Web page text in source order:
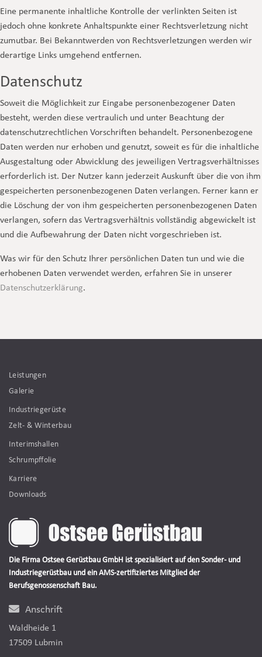
Eine permanente inhaltliche Kontrolle der verlinkten Seiten ist
jedoch ohne konkrete Anhaltspunkte einer Rechtsverletzung nicht
zumutbar. Bei Bekanntwerden von Rechtsverletzungen werden wir
derartige Links umgehend entfernen.
Datenschutz
Soweit die Möglichkeit zur Eingabe personenbezogener Daten
besteht, werden diese vertraulich und unter Beachtung der
datenschutzrechtlichen Vorschriften behandelt. Personenbezogene
Daten werden nur erhoben und genutzt, soweit es für die inhaltliche
Ausgestaltung oder Abwicklung des jeweiligen Vertragsverhältnisses
erforderlich ist. Der Nutzer kann jederzeit Auskunft über die von ihm
gespeicherten personenbezogenen Daten verlangen. Ferner kann er
die Löschung der von ihm gespeicherten personenbezogenen Daten
verlangen, sofern das Vertragsverhältnis vollständig abgewickelt ist
und die Aufbewahrung der Daten nicht vorgeschrieben ist.
Was wir für den Schutz Ihrer persönlichen Daten tun und wie die
erhobenen Daten verwendet werden, erfahren Sie in unserer
Datenschutzerklärung.
Leistungen
Galerie
Industriegerüste
Zelt- & Winterbau
Interimshallen
Schrumpffolie
Karriere
Downloads
Die Firma Ostsee Gerüstbau GmbH ist spezialisiert auf den Sonder- und
Industriegerüstbau und ein AMS-zertifiziertes Mitglied der
Berufsgenossenschaft Bau.
Anschrift
Waldheide 1
17509 Lubmin